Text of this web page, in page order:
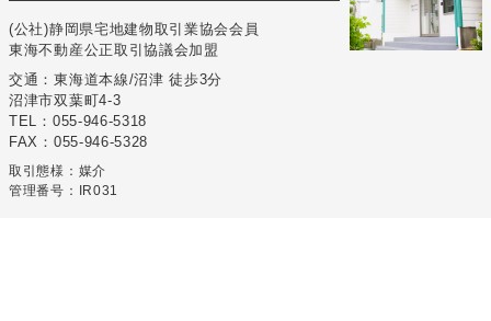
(公社)静岡県宅地建物取引業協会会員
東海不動産公正取引協議会加盟
交通：東海道本線/沼津 徒歩3分
沼津市双葉町4-3
TEL：055-946-5318
FAX：055-946-5328
取引態様：媒介
管理番号：IR031